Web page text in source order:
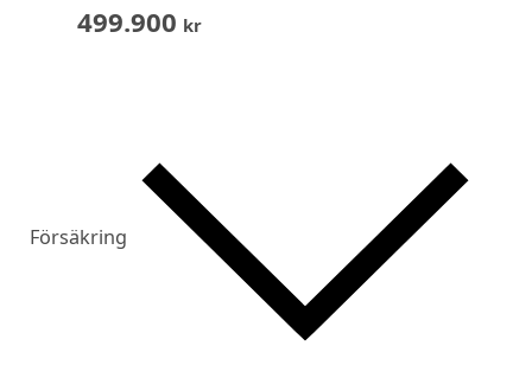
499.900 kr
Försäkring